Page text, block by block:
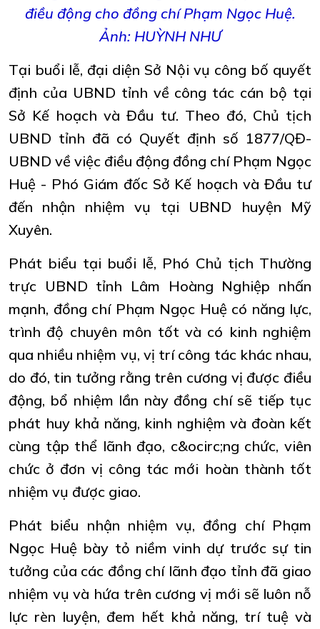
điều động cho đồng chí Phạm Ngọc Huệ.
Ảnh: HUỲNH NHƯ
Tại buổi lễ, đại diện Sở Nội vụ công bố quyết
định của UBND tỉnh về công tác cán bộ tại
Sở Kế hoạch và Đầu tư. Theo đó, Chủ tịch
UBND tỉnh đã có Quyết định số 1877/QĐ-
UBND về việc điều động đồng chí Phạm Ngọc
Huệ - Phó Giám đốc Sở Kế hoạch và Đầu tư
đến nhận nhiệm vụ tại UBND huyện Mỹ
Xuyên.
Phát biểu tại buổi lễ, Phó Chủ tịch Thường
trực UBND tỉnh Lâm Hoàng Nghiệp nhấn
mạnh, đồng chí Phạm Ngọc Huệ có năng lực,
trình độ chuyên môn tốt và có kinh nghiệm
qua nhiều nhiệm vụ, vị trí công tác khác nhau,
do đó, tin tưởng rằng trên cương vị được điều
động, bổ nhiệm lần này đồng chí sẽ tiếp tục
phát huy khả năng, kinh nghiệm và đoàn kết
cùng tập thể lãnh đạo, c&ocirc;ng chức, viên
chức ở đơn vị công tác mới hoàn thành tốt
nhiệm vụ được giao.
Phát biểu nhận nhiệm vụ, đồng chí Phạm
Ngọc Huệ bày tỏ niềm vinh dự trước sự tin
tưởng của các đồng chí lãnh đạo tỉnh đã giao
nhiệm vụ và hứa trên cương vị mới sẽ luôn nỗ
lực rèn luyện, đem hết khả năng, trí tuệ và